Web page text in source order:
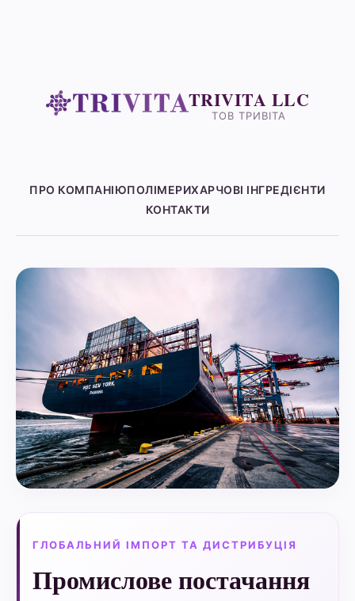
TRIVITA LLC
ТОВ ТРИВІТА
ПРО КОМПАНІЮПОЛІМЕРИХАРЧОВІ ІНГРЕДІЄНТИ
КОНТАКТИ
ГЛОБАЛЬНИЙ ІМПОРТ ТА ДИСТРИБУЦІЯ
Промислове постачання